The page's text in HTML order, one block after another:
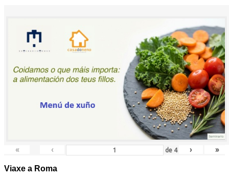
« ‹ de 4 › »
Viaxe a Roma